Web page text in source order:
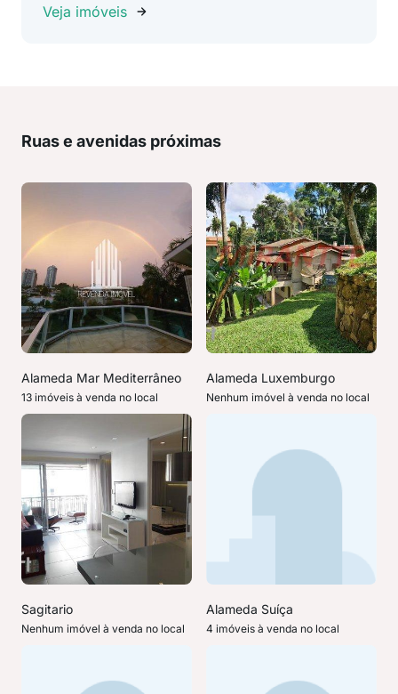
Veja imóveis
Ruas e avenidas próximas
Alameda Mar Mediterrâneo
13 imóveis à venda no local
Alameda Luxemburgo
Nenhum imóvel à venda no local
Sagitario
Nenhum imóvel à venda no local
Alameda Suíça
4 imóveis à venda no local